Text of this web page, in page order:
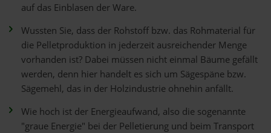
auf das Einblasen der Ware.
Wussten Sie, dass der Rohstoff bzw. das Rohmaterial für
die Pelletproduktion in jederzeit ausreichender Menge
vorhanden ist? Dabei müssen nicht einmal Bäume gefällt
werden, denn hier handelt es sich um Sägespäne bzw.
Sägemehl, das in der Holzindustrie ohnehin anfällt.
Wie hoch ist der Energieaufwand, also die sogenannte
"graue Energie" bei der Pelletierung und beim Transport